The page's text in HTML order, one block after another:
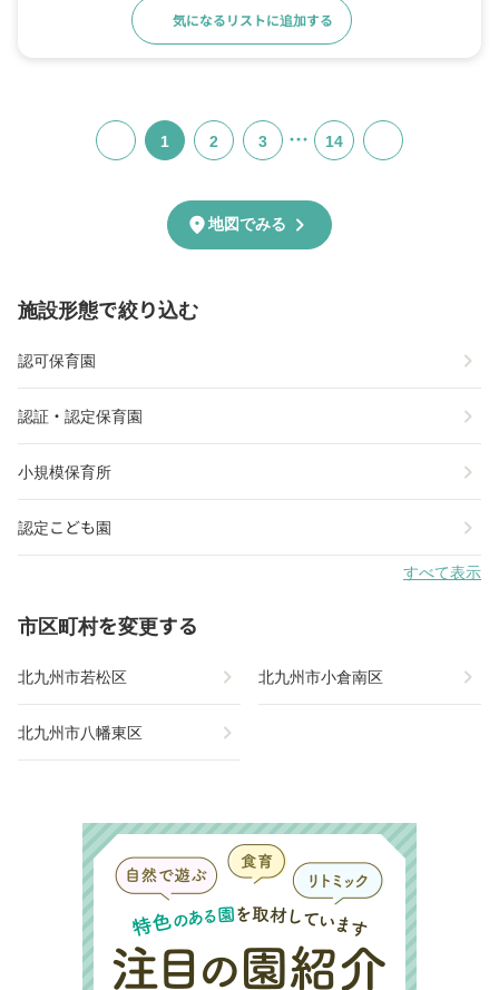
気になるリストに追加する
1 2 3 … 14
location_on地図でみる chevron_right
施設形態で絞り込む
認可保育園 chevron_right
認証・認定保育園 chevron_right
小規模保育所 chevron_right
認定こども園 chevron_right
すべて表示
市区町村を変更する
北九州市若松区 chevron_right 北九州市小倉南区 chevron_right
北九州市八幡東区 chevron_right